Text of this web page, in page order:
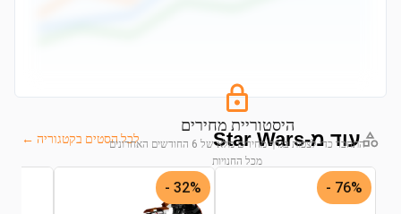
היסטוריית מחירים
התחבר כדי לצפות בגרף מחירים מלא של 6 החודשים האחרונים
מכל החנויות
התחבר לצפייה בגרף
עוד מ-Star Wars לכל הסטים בקטגוריה ←
76% -
32% -